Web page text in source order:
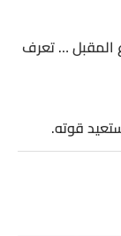
المقبل … تعرف
قوته.